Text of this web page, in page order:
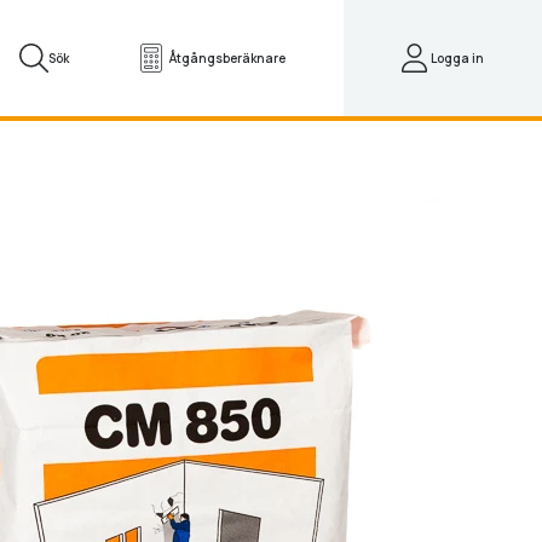
Sök Åtgångsberäknare Logga in